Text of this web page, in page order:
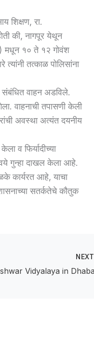
शिक्षण, रा.
की, नागपूर येथून
मधून १० ते १२ गोवंश
तत्काळ पोलिसांना
संबंधित वाहन अडविले.
वाहनाची तपासणी केली
अवस्था अत्यंत दयनीय
व फिर्यादीच्या
गुन्हा दाखल केला आहे.
कार्यरत आहे, याचा
सतर्कतेचे कौतुक
NEXT